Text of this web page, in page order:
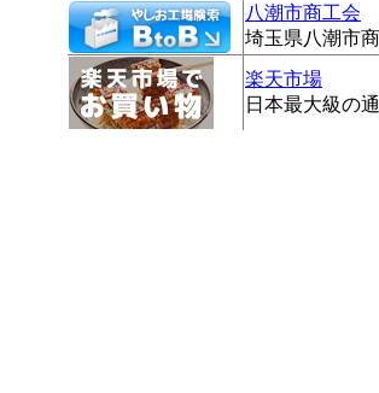
八潮市商工会
埼玉県八潮市
楽天市場
日本最大級の